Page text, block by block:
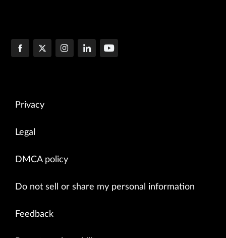
Privacy
Legal
DMCA policy
Do not sell or share my personal information
Feedback